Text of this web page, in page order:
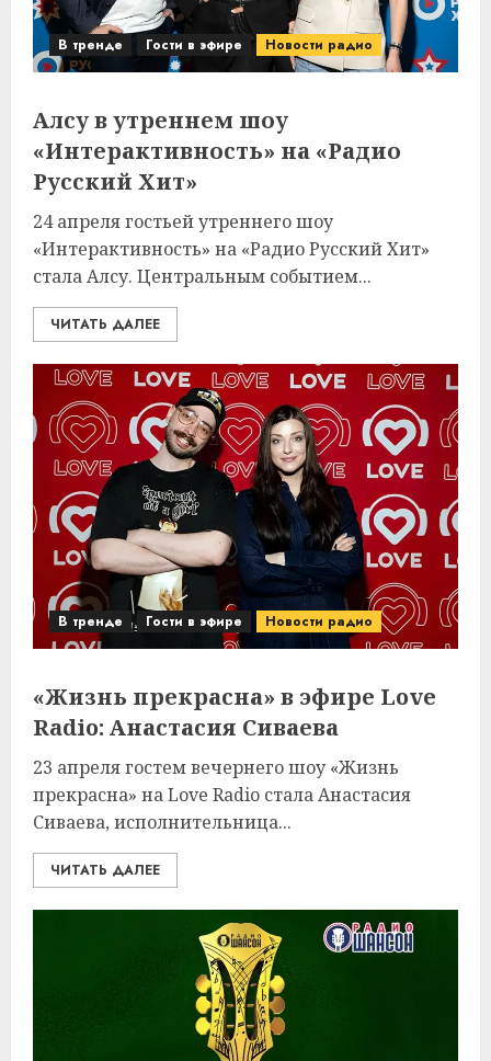
В тренде Гости в эфире Новости радио
Алсу в утреннем шоу
«Интерактивность» на «Радио
Русский Хит»
24 апреля гостьей утреннего шоу
«Интерактивность» на «Радио Русский Хит»
стала Алсу. Центральным событием...
ЧИТАТЬ ДАЛЕЕ
В тренде Гости в эфире Новости радио
«Жизнь прекрасна» в эфире Love
Radio: Анастасия Сиваева
23 апреля гостем вечернего шоу «Жизнь
прекрасна» на Love Radio стала Анастасия
Сиваева, исполнительница...
ЧИТАТЬ ДАЛЕЕ